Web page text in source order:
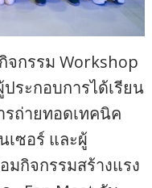
กรรม Workshop
ระกอบการได้เรียน
ถ่ายทอดเทคนิค
ซอร์ และผู้
กิจกรรมสร้างแรง